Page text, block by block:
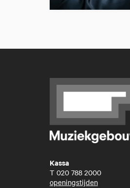
Kassa
T 020 788 2000
openingstijden